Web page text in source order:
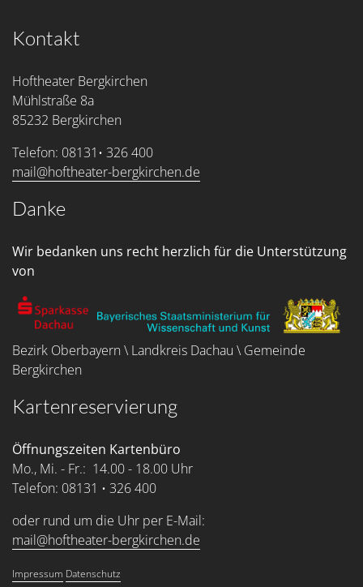
Kontakt
Hoftheater Bergkirchen
Mühlstraße 8a
85232 Bergkirchen
Telefon: 08131• 326 400
mail@hoftheater-bergkirchen.de
Danke
Wir bedanken uns recht herzlich für die Unterstützung
von
Bezirk Oberbayern \ Landkreis Dachau \ Gemeinde
Bergkirchen
Kartenreservierung
Öffnungszeiten Kartenbüro
Mo., Mi. - Fr.: 14.00 - 18.00 Uhr
Telefon: 08131 • 326 400
oder rund um die Uhr per E-Mail:
mail@hoftheater-bergkirchen.de
Service Menu
Impressum Datenschutz